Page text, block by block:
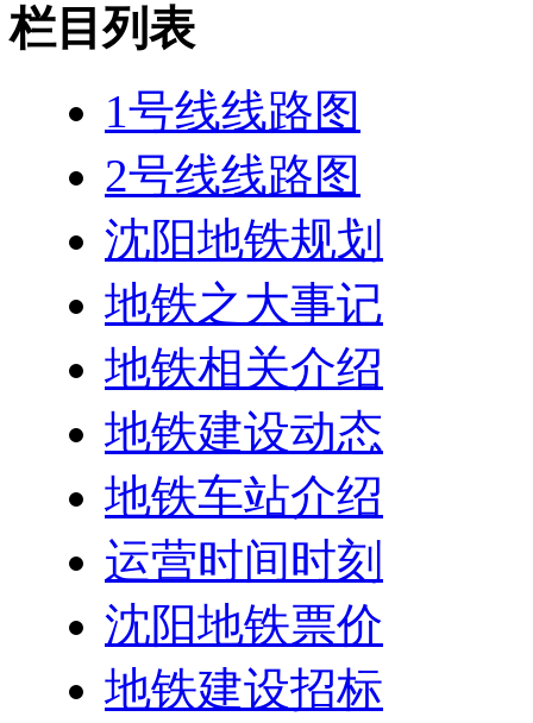
栏目列表
1号线线路图
2号线线路图
沈阳地铁规划
地铁之大事记
地铁相关介绍
地铁建设动态
地铁车站介绍
运营时间时刻
沈阳地铁票价
地铁建设招标